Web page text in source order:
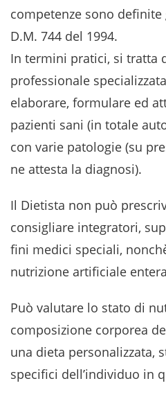
competenze sono
D.M. 744 del 1994.
In termini pratici, si tratta
professionale
elaborare, formulare ed
pazienti sani (in totale
con varie patologie (su
ne attesta la diagnosi).
Il Dietista non può
consigliare integratori,
fini medici speciali,
nutrizione artificiale
Può valutare lo stato di
composizione corporea
una dieta personalizzata,
specifici dell’individuo in